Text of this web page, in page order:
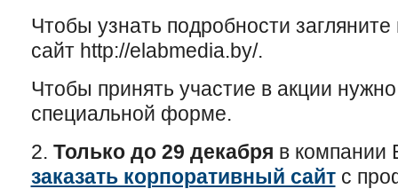
Чтобы узнать подробности загляните
сайт http://elabmedia.by/.
Чтобы принять участие в акции
специальной форме.
2. Только до 29 декабря в компании
заказать корпоративный сайтс